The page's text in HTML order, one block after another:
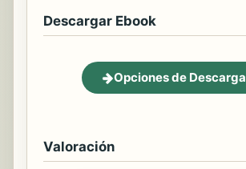
Descargar Ebook
Opciones de Descarga
Valoración